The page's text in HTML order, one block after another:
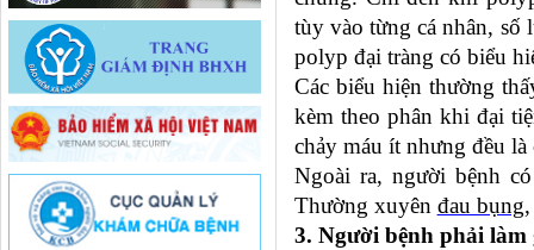
tùy vào từng cá nhân,
polyp đại tràng có biểu
Các biểu hiện thường
kèm theo phân khi đại
chảy máu ít nhưng đều
Ngoài ra, người bệnh
Thường xuyên đau bụng
3. Người bệnh phải làm